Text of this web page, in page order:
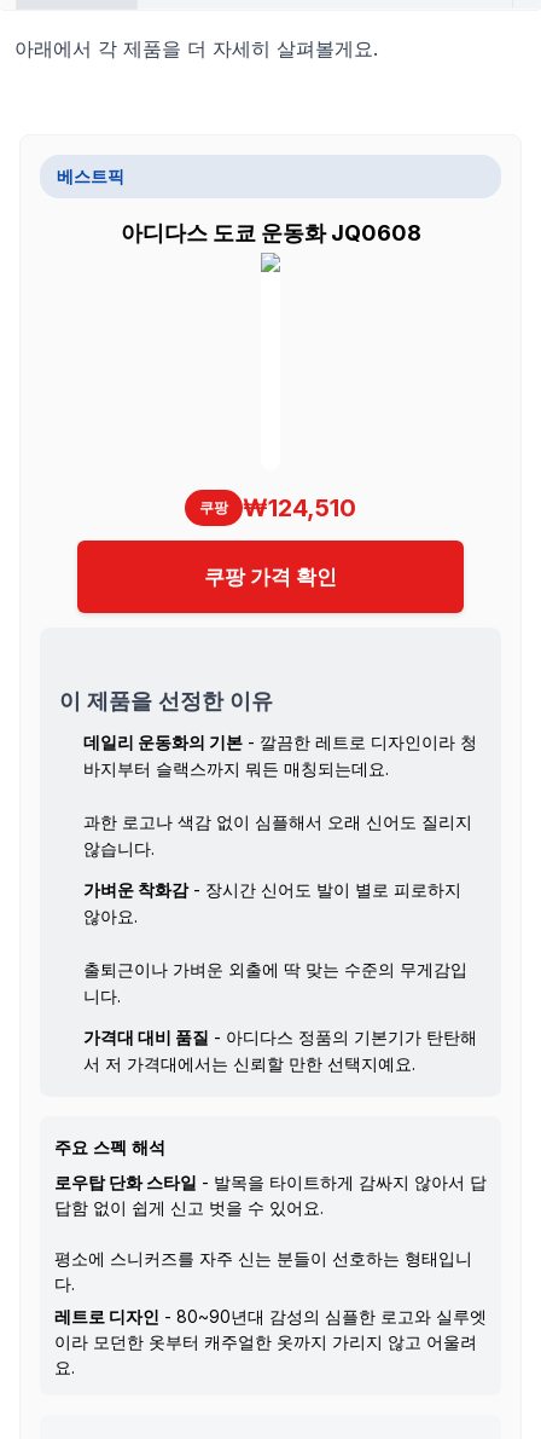
아래에서 각 제품을 더 자세히 살펴볼게요.
베스트픽
아디다스 도쿄 운동화 JQ0608
쿠팡 ₩124,510
쿠팡 가격 확인
이 제품을 선정한 이유
데일리 운동화의 기본 - 깔끔한 레트로 디자인이라 청
바지부터 슬랙스까지 뭐든 매칭되는데요.
과한 로고나 색감 없이 심플해서 오래 신어도 질리지
않습니다.
가벼운 착화감- 장시간 신어도 발이 별로 피로하지
않아요.
출퇴근이나 가벼운 외출에 딱 맞는 수준의 무게감입
니다.
가격대 대비 품질 - 아디다스 정품의 기본기가 탄탄해
서 저 가격대에서는 신뢰할 만한 선택지예요.
주요 스펙 해석
로우탑 단화 스타일 - 발목을 타이트하게 감싸지 않아서 답
답함 없이 쉽게 신고 벗을 수 있어요.
평소에 스니커즈를 자주 신는 분들이 선호하는 형태입니
다.
레트로 디자인
- 80~90년대 감성의 심플한 로고와 실루엣
이라 모던한 옷부터 캐주얼한 옷까지 가리지 않고 어울려
요.